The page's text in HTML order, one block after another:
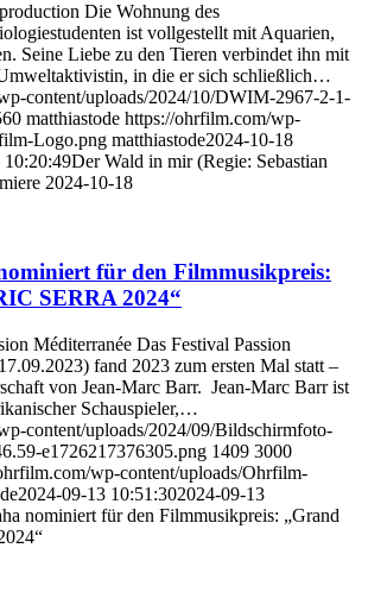
Die Wohnung des
ist vollgestellt mit Aquarien,
Seine Liebe zu den Tieren verbindet ihn mit
in die er sich schließlich…
content/uploads/2024/10/DWIM-2967-2-1-
matthiastode https://ohrfilm.com/wp-
Logo.png matthiastode2024-10-18
10:20:49Der Wald in mir (Regie: Sebastian
2024-10-18
für den Filmmusikpreis:
SERRA 2024“
Méditerranée Das Festival Passion
fand 2023 zum ersten Mal statt –
von Jean-Marc Barr. Jean-Marc Barr ist
Schauspieler,…
content/uploads/2024/09/Bildschirmfoto-
e1726217376305.png 1409 3000
wp-content/uploads/Ohrfilm-
2024-09-13 10:51:302024-09-13
nominiert für den Filmmusikpreis: „Grand